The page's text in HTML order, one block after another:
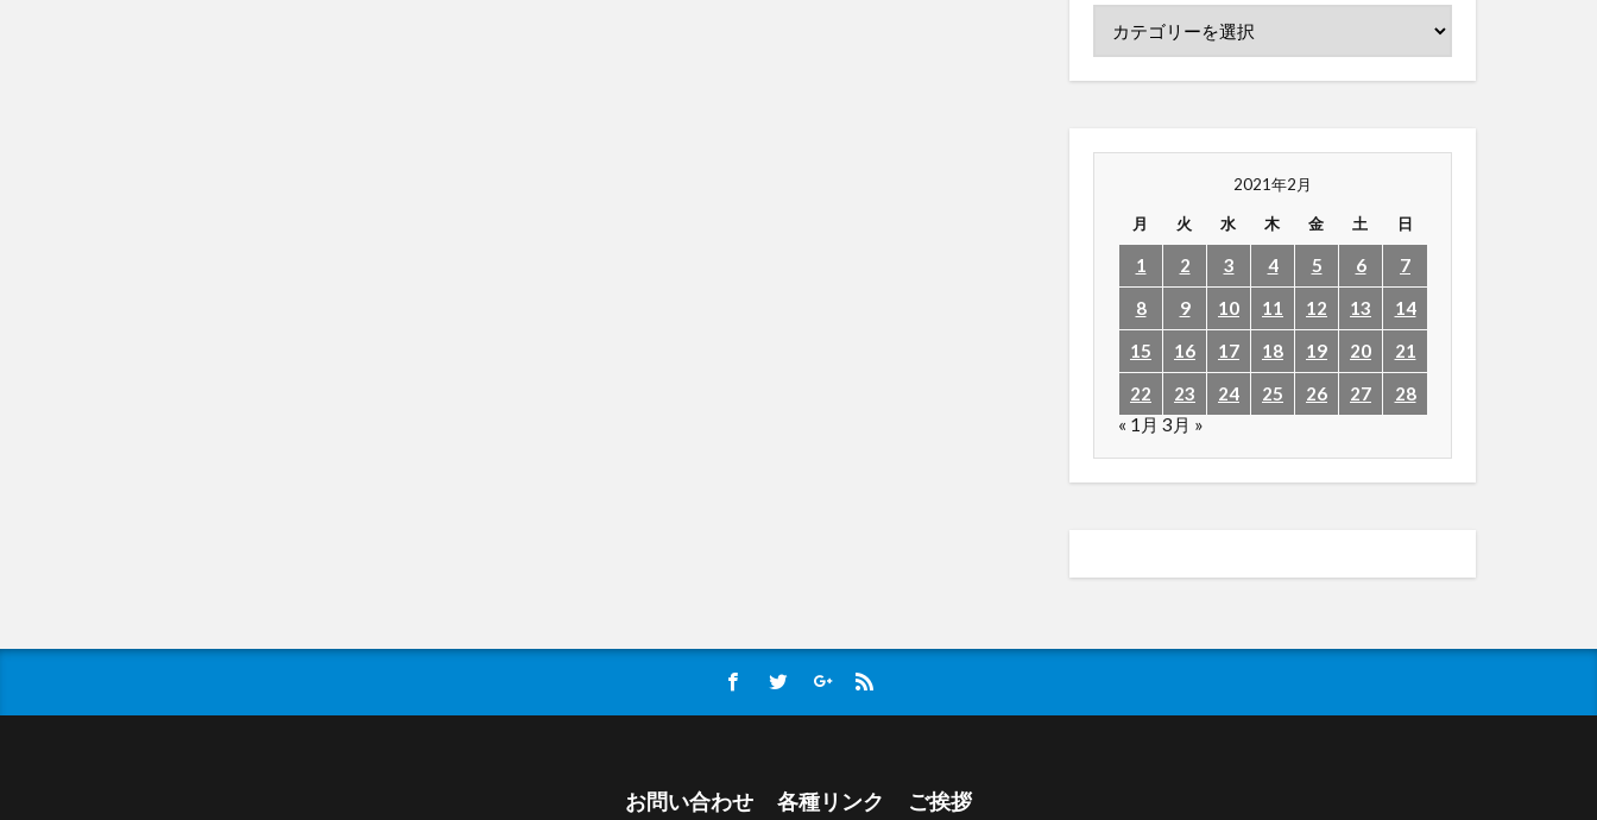
2021年2月
月 火 水 木 金 土 日
1 2 3 4 5 6
7
8
9 10 11 12 13
14
15
16 17 18 19 20
21
22
23 24 25 26 27
28
« 1月 3月 »
お問い合わせ 各種リンク ご挨拶